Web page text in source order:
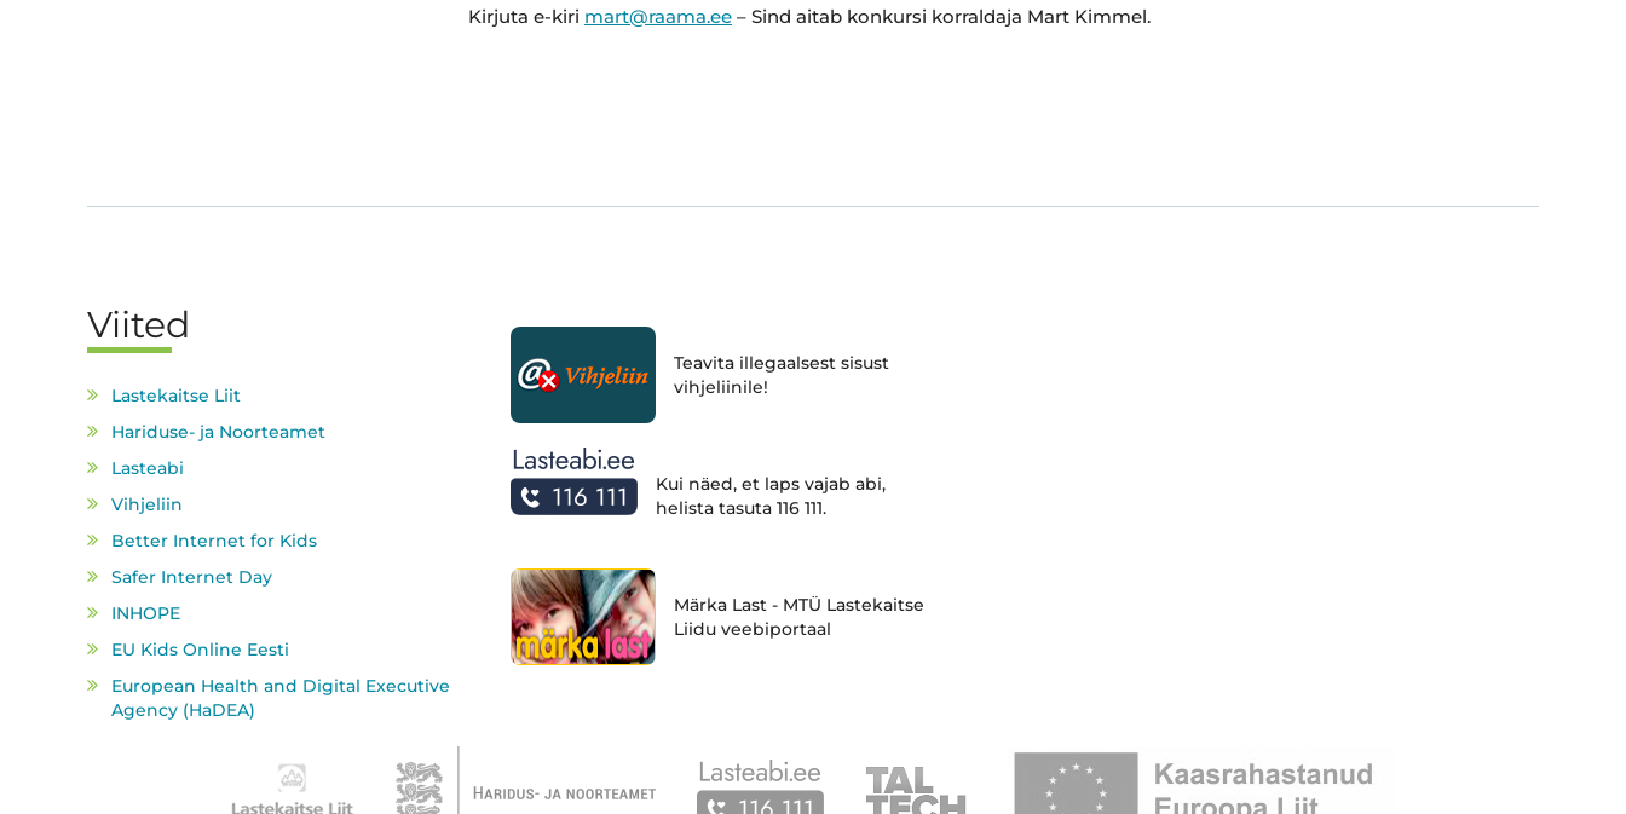
Kirjuta e-kiri mart@raama.ee – Sind aitab konkursi korraldaja Mart Kimmel.
Viited
Lastekaitse Liit
Hariduse- ja Noorteamet
Lasteabi
Vihjeliin
Better Internet for Kids
Safer Internet Day
INHOPE
EU Kids Online Eesti
European Health and Digital Executive
Agency (HaDEA)
Teavita illegaalsest sisust
vihjeliinile!
Kui näed, et laps vajab abi,
helista tasuta 116 111.
Märka Last - MTÜ Lastekaitse
Liidu veebiportaal